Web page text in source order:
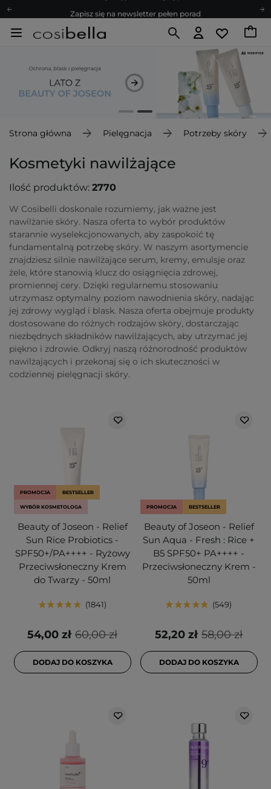
Zapisz się na newsletter pełen porad
Bezpłatne konsultacje kosmetologiczne
Poleć nas i zyskaj jeszcze więcej punktów
Zapisz się na newsletter pełen porad
Strona główna Pielęgnacja Potrzeby skóry
Kosmetyki nawilżające
Ilość produktów: 2770
W Cosibelli doskonale rozumiemy, jak ważne jest
nawilżanie skóry. Nasza oferta to wybór produktów
starannie wyselekcjonowanych, aby zaspokoić tę
fundamentalną potrzebę skóry. W naszym asortymencie
znajdziesz silnie nawilżające serum, kremy, emulsje oraz
żele, które stanowią klucz do osiągnięcia zdrowej,
promiennej cery. Dzięki regularnemu stosowaniu
utrzymasz optymalny poziom nawodnienia skóry, nadając
jej zdrowy wygląd i blask. Nasza oferta obejmuje produkty
dostosowane do różnych rodzajów skóry, dostarczając
niezbędnych składników nawilżających, aby utrzymać jej
piękno i zdrowie. Odkryj naszą różnorodność produktów
nawilżających i przekonaj się o ich skuteczności w
codziennej pielęgnacji skóry.
PROMOCJA BESTSELLER
WYBÓR KOSMETOLOGA
Beauty of Joseon - Relief
Sun Rice Probiotics -
SPF50+/PA++++ - Ryżowy
Przeciwsłoneczny Krem
do Twarzy - 50ml
1841
60,00 zł
54,00 zł
DODAJ DO KOSZYKA
PROMOCJA BESTSELLER
Beauty of Joseon - Relief
Sun Aqua - Fresh : Rice +
B5 SPF50+ PA++++ -
Przeciwsłoneczny Krem -
50ml
549
58,00 zł
52,20 zł
DODAJ DO KOSZYKA